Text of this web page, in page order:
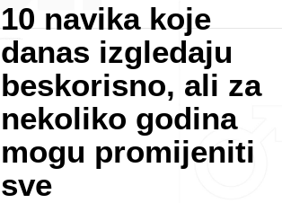
10 navika koje
danas izgledaju
beskorisno, ali za
nekoliko godina
mogu promijeniti
sve